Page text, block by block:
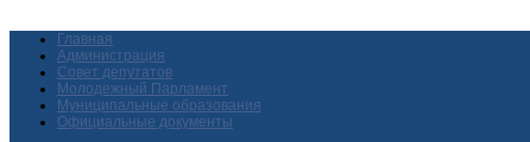
Главная
Администрация
Совет депутатов
Молодежный Парламент
Муниципальные образования
Официальные документы